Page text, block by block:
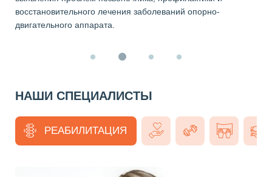
восстановительного лечения заболеваний опорно-
двигательного аппарата.
НАШИ СПЕЦИАЛИСТЫ
РЕАБИЛИТАЦИЯ МЕДИЦИНА
ФИТНЕС